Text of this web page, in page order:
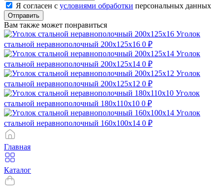
Я согласен с условиями обработки персональных данных
Отправить
Вам также может понравиться
Уголок
стальной неравнополочный 200х125х16 0 ₽
Уголок
стальной неравнополочный 200х125х14 0 ₽
Уголок
стальной неравнополочный 200х125х12 0 ₽
Уголок
стальной неравнополочный 180х110х10 0 ₽
Уголок
стальной неравнополочный 160х100х14 0 ₽
Главная
Каталог